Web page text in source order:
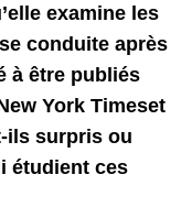
examine les
conduite après
à être publiés
York Timeset
ils surpris ou
étudient ces